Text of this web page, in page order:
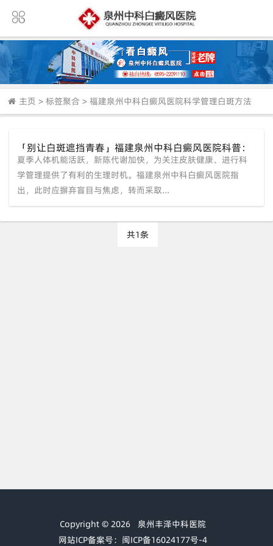
主页 > 标签聚合 > 福建泉州中科白癜风医院科学管理白斑方法
「别让白斑遮挡青春」福建泉州中科白癜风医院科普：
夏季新陈代谢旺盛，抓住时机科学祛白正当时
夏季人体机能活跃，新陈代谢加快，为关注皮肤健康、进行科
学管理提供了有利的生理时机。福建泉州中科白癜风医院指
出，此时应摒弃盲目与焦虑，转而采取...
共1条
Copyright © 2026 泉州丰泽中科医院
网站ICP备案号：闽ICP备16024177号-4